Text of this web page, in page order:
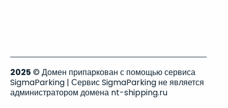
2025 © Домен припаркован с помощью сервиса
SigmaParking | Сервис SigmaParking не является
администратором домена nt-shipping.ru